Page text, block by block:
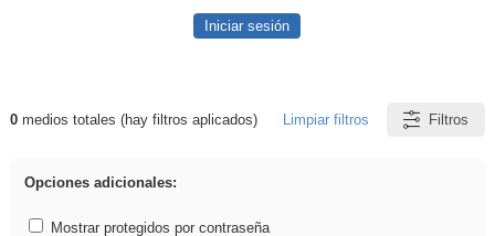
Iniciar sesión
Resultados de: Asturias
0medios totales (hay filtros aplicados) Limpiar filtros Filtros
Opciones adicionales:
Mostrar protegidos por contraseña